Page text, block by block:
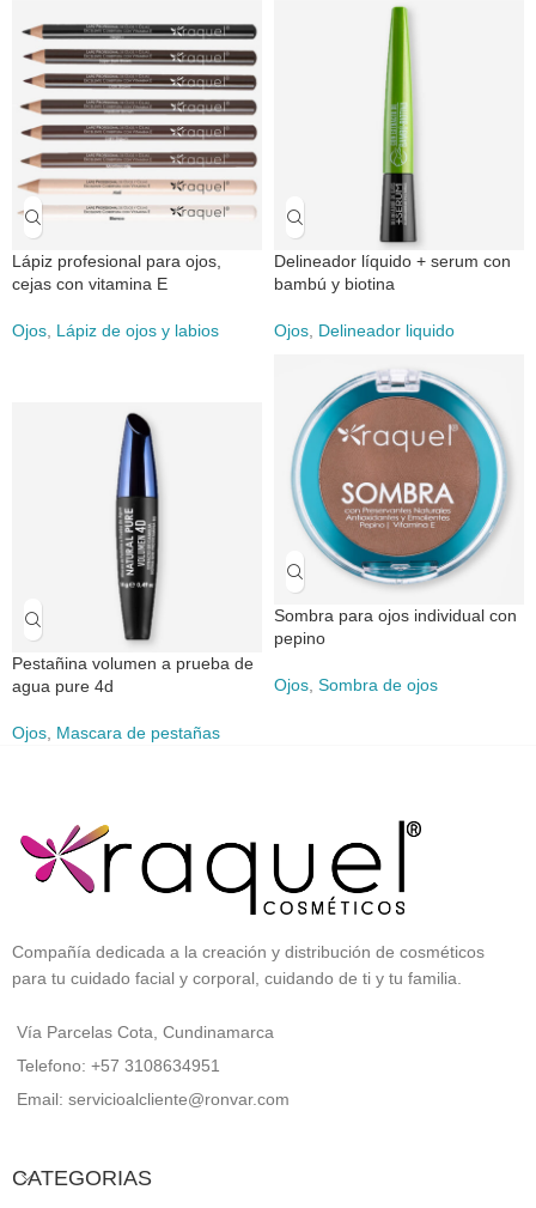
Lápiz profesional para ojos,
cejas con vitamina E
Ojos Lápiz de ojos y labios
Delineador líquido + serum con
bambú y biotina
Ojos Delineador liquido
Pestañina volumen a prueba de
agua pure 4d
Ojos Mascara de pestañas
Sombra para ojos individual con
pepino
Ojos Sombra de ojos
Compañía dedicada a la creación y distribución de cosméticos
para tu cuidado facial y corporal, cuidando de ti y tu familia.
Vía Parcelas Cota, Cundinamarca
Telefono: +57 3108634951
Email: servicioalcliente@ronvar.com
CATEGORIAS